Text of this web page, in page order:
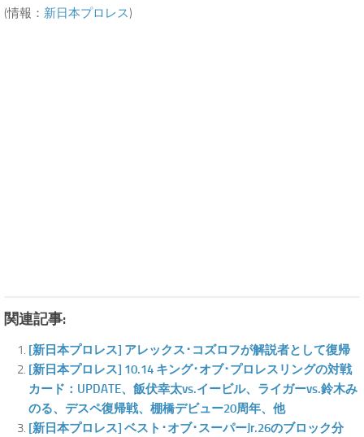
(情報： 新日本プロレス)
関連記事:
[新日本プロレス] アレックス･コズロフが解説者として復帰
[新日本プロレス] 10.14 キング･オブ･プロレスリングの対戦
カード：UPDATE、飯伏幸太vs.イービル、ライガーvs.鈴木み
のる、デスペ復帰戦、棚橋デビュー20周年、他
[新日本プロレス] ベスト･オブ･スーパーJr.26のブロック分